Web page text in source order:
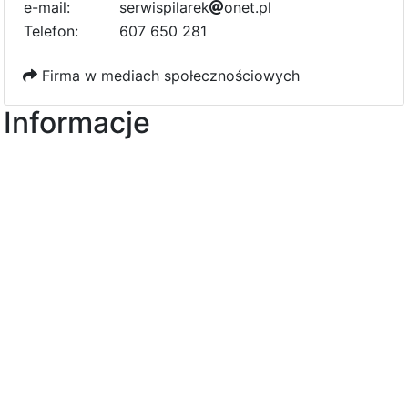
e-mail: serwispil2
arek onet0
.pl
Telefon:
607 650 281
Firma w mediach społecznościowych
Informacje